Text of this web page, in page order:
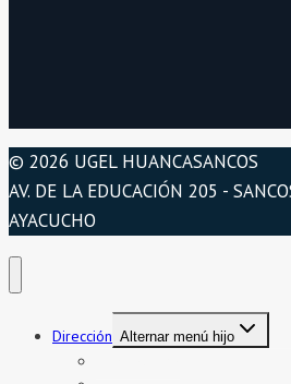
© 2026 UGEL HUANCASANCOS
AV. DE LA EDUCACIÓN 205 -
AYACUCHO
Dirección Alternar menú hijo